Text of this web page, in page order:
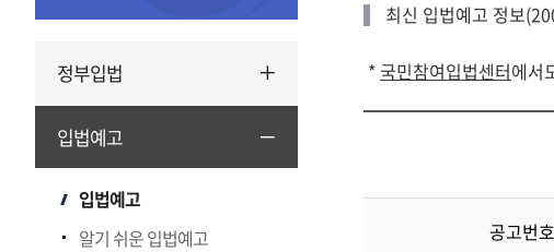
정부입법
입법예고
입법예고
알기 쉬운 입법예고
최신 입법예고 정보
*국민참여입법센터에서
공고번호